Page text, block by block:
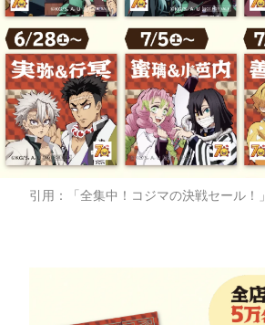
引用：「全集中！コジマの決戦セール！」